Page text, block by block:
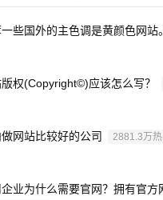
些国外的主色调是黄颜色网站。
版权(Copyright©)应该怎么写？
做网站比较好的公司 2881.3万
业为什么需要官网？拥有官方